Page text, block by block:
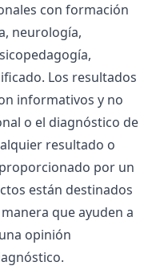
con formación
neurología,
Los resultados
informativos y no
o el diagnóstico de
resultado o
por un
están destinados
que ayuden a
opinión